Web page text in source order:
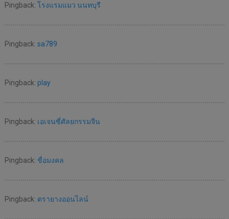
Pingback: โรงแรมแมว นนทบุรี
Pingback: sa789
Pingback: play
Pingback: เอเจนซี่ศัลยกรรมจีน
Pingback: ชื่อมงคล
Pingback: ตรายางออนไลน์